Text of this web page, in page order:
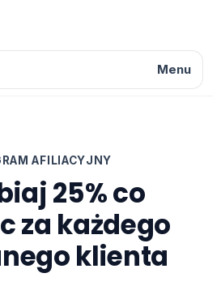
Menu
AFILIACYJNY
25% co
za każdego
klienta